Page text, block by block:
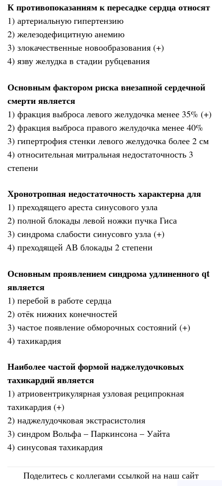
К противопоказаниям к пересадке сердца относят
1) артериальную гипертензию
2) железодефицитную анемию
3) злокачественные новообразования (+)
4) язву желудка в стадии рубцевания
Основным фактором риска внезапной сердечной
смерти является
1) фракция выброса левого желудочка менее 35% (+)
2) фракция выброса правого желудочка менее 40%
3) гипертрофия стенки левого желудочка более 2 см
4) относительная митральная недостаточность 3
степени
Хронотропная недостаточность характерна для
1) преходящего ареста синусового узла
2) полной блокады левой ножки пучка Гиса
3) синдрома слабости синусовго узла (+)
4) преходящей АВ блокады 2 степени
Основным проявлением синдрома удлиненного qt
является
1) перебой в работе сердца
2) отёк нижних конечностей
3) частое появление обморочных состояний (+)
4) тахикардия
Наиболее частой формой наджелудочковых
тахикардий является
1) атриовентрикулярная узловая реципрокная
тахикардия (+)
2) наджелудочковая экстрасистолия
3) синдром Вольфа – Паркинсона – Уайта
4) синусовая тахикардия
Поделитесь с коллегами ссылкой на наш сайт